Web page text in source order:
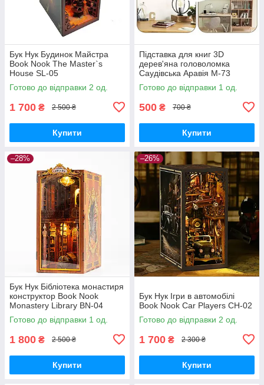
Бук Нук Будинок Майстра
Book Nook The Master`s
House SL-05
Готово до відправки 2 од.
1 700 ₴ 2 500 ₴
Купити
Підставка для книг 3D
дерев'яна головоломка
Саудівська Аравія M-73
Готово до відправки 1 од.
500 ₴ 700 ₴
Купити
–28%
Бук Нук Бібліотека монастиря
конструктор Book Nook
Monastery Library BN-04
Готово до відправки 1 од.
1 800 ₴ 2 500 ₴
Купити
–26%
Бук Нук Ігри в автомобілі
Book Nook Car Players CH-02
Готово до відправки 2 од.
1 700 ₴ 2 300 ₴
Купити